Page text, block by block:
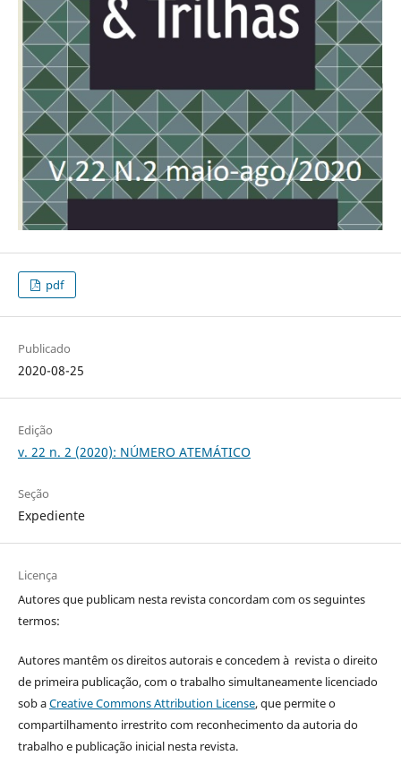
pdf
Publicado
2020-08-25
Edição
v. 22 n. 2 (2020): NÚMERO ATEMÁTICO
Seção
Expediente
Licença
Autores que publicam nesta revista concordam com os seguintes
termos:
Autores mantêm os direitos autorais e concedem à revista o direito
de primeira publicação, com o trabalho simultaneamente licenciado
sob aCreative Commons Attribution License, que permite o
compartilhamento irrestrito com reconhecimento da autoria do
trabalho e publicação inicial nesta revista.